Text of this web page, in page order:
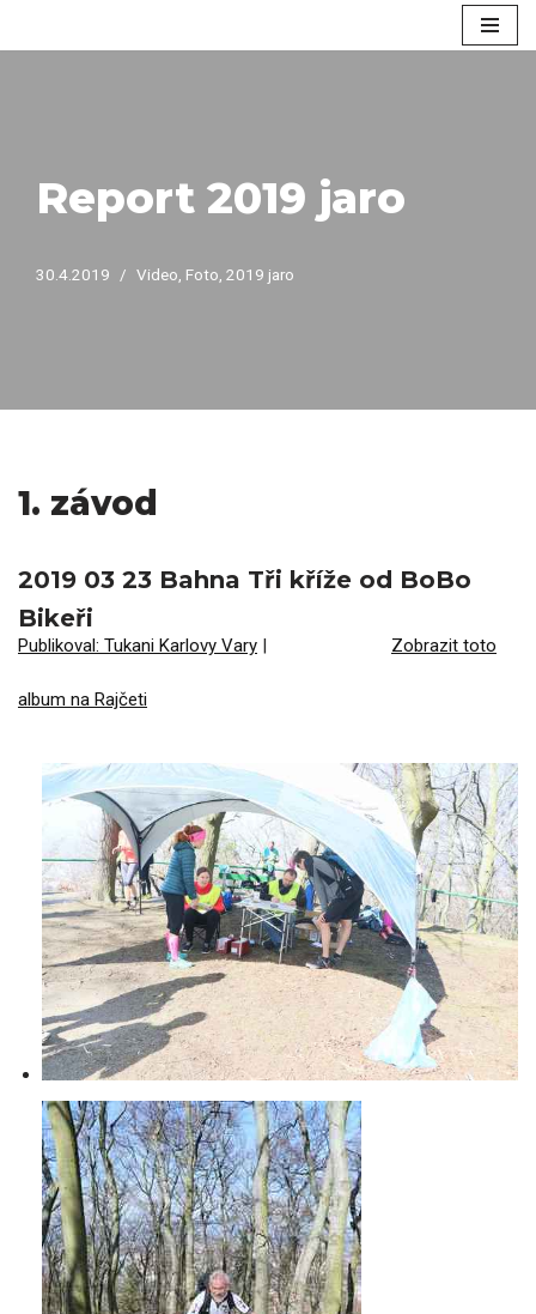
Report 2019 jaro
30.4.2019 Video Foto 2019 jaro
1. závod
2019 03 23 Bahna Tři kříže od BoBo
Bikeři
Publikoval: Tukani Karlovy Vary | Zobrazit toto
album na Rajčeti